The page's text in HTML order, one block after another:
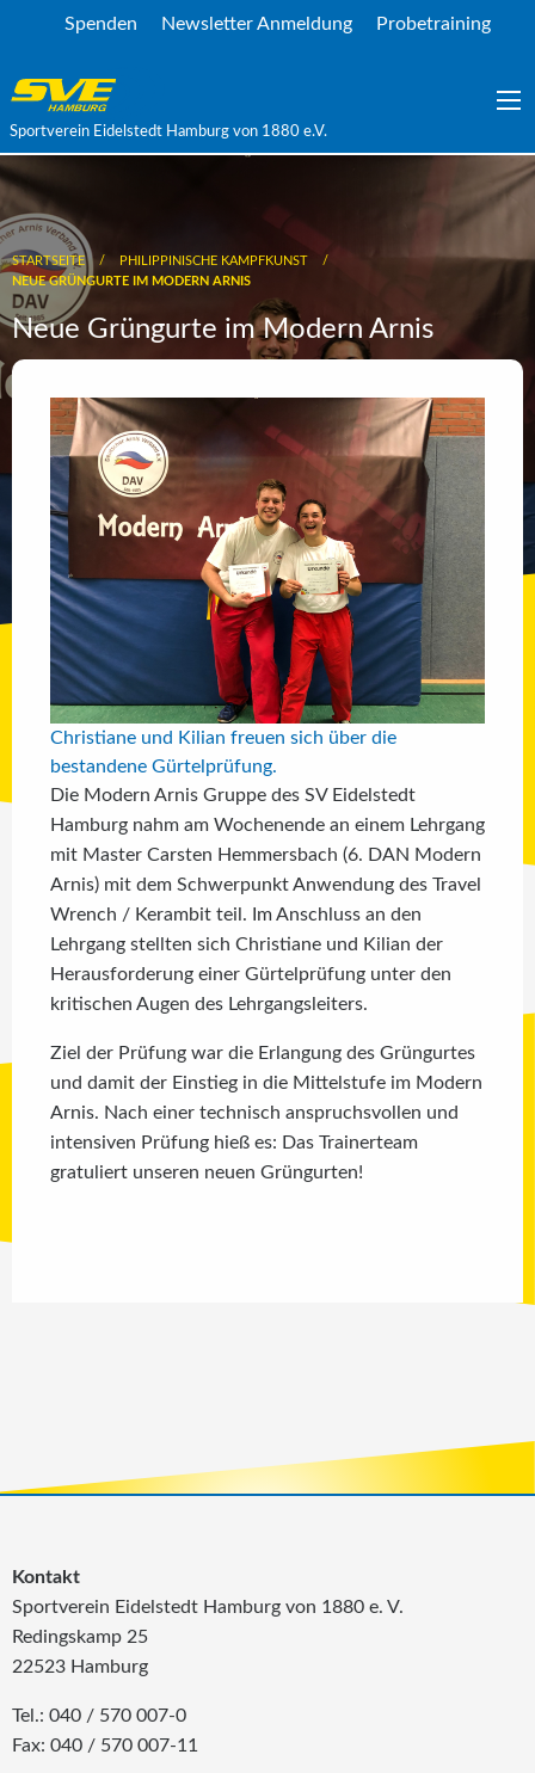
Spenden Newsletter Anmeldung Probetraining
Sportverein Eidelstedt Hamburg von 1880 e.V.
STARTSEITE
PHILIPPINISCHE KAMPFKUNST
NEUE GRÜNGURTE IM MODERN ARNIS
Neue Grüngurte im Modern Arnis
Christiane und Kilian freuen sich über die
bestandene Gürtelprüfung.
Die Modern Arnis Gruppe des SV Eidelstedt
Hamburg nahm am Wochenende an einem Lehrgang
mit Master Carsten Hemmersbach (6. DAN Modern
Arnis) mit dem Schwerpunkt Anwendung des Travel
Wrench / Kerambit teil. Im Anschluss an den
Lehrgang stellten sich Christiane und Kilian der
Herausforderung einer Gürtelprüfung unter den
kritischen Augen des Lehrgangsleiters.
Ziel der Prüfung war die Erlangung des Grüngurtes
und damit der Einstieg in die Mittelstufe im Modern
Arnis. Nach einer technisch anspruchsvollen und
intensiven Prüfung hieß es: Das Trainerteam
gratuliert unseren neuen Grüngurten!
Kontakt
Sportverein Eidelstedt Hamburg von 1880 e. V.
Redingskamp 25
22523 Hamburg
Tel.: 040 / 570 007-0
Fax: 040 / 570 007-11